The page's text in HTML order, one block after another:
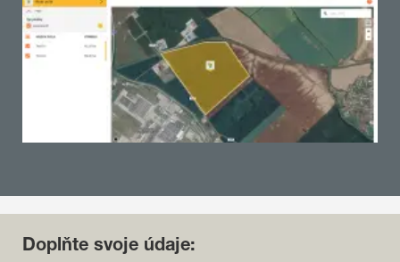
Doplňte svoje údaje: